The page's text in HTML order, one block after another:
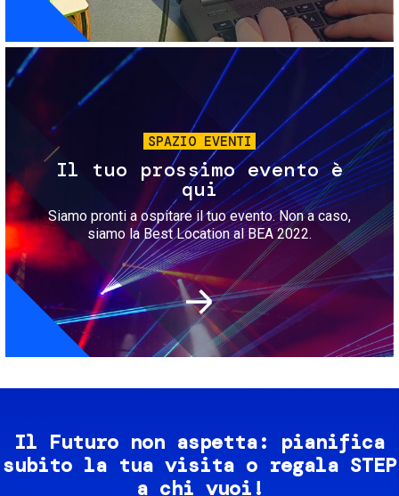
Immagine
SPAZIO EVENTI
Il tuo prossimo evento è
qui
Siamo pronti a ospitare il tuo evento. Non a caso,
siamo la Best Location al BEA 2022.
Il Futuro non aspetta: pianifica
subito la tua visita o regala STEP
a chi vuoi!